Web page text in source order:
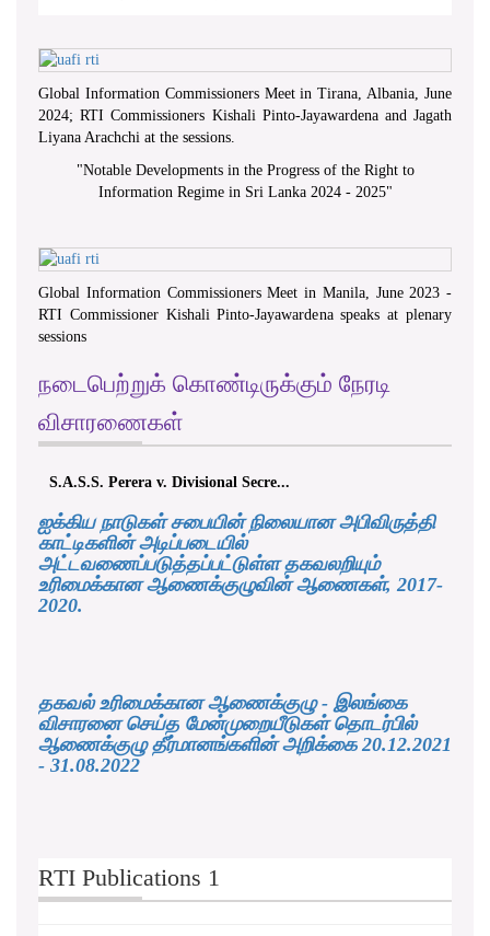
Global Information Commissioners Meet in Tirana, Albania, June
2024; RTI Commissioners Kishali Pinto-Jayawardena and Jagath
Liyana Arachchi at the sessions.
"Notable Developments in the Progress of the Right to
Information Regime in Sri Lanka 2024 - 2025"
Global Information Commissioners Meet in Manila, June 2023 -
RTI Commissioner Kishali Pinto-Jayawardena speaks at plenary
sessions
நடைபெற்றுக் கொண்டிருக்கும் நேரடி
விசாரணைகள்
S.A.S.S. Perera v. Divisional Secre...
ஐக்கிய நாடுகள் சபையின் நிலையான அபிவிருத்தி
காட்டிகளின் அடிப்படையில்
அட்டவணைப்படுத்தப்பட்டுள்ள தகவலறியும்
உரிமைக்கான ஆணைக்குழுவின் ஆணைகள், 2017-
2020.
தகவல் உரிமைக்கான ஆணைக்குழு - இலங்கை
விசாரனை செய்த மேன்முறையீடுகள் தொடர்பில்
ஆணைக்குழு தீர்மானங்களின் அறிக்கை 20.12.2021
- 31.08.2022
RTI Publications 1